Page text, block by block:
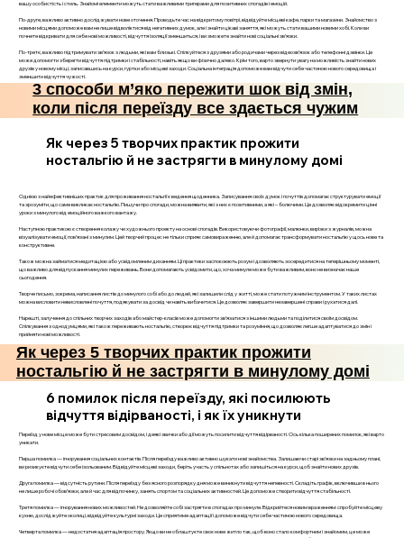
вашу особистість і стиль. Знайомі елементи можуть стати важливими тригерами для позитивних спогадів і емоцій.
По-друге, важливо активно досліджувати нове оточення. Проводьте час на відкритому повітрі, відвідуйте місцеві кафе, парки та магазини. Знайомство з
новими місцями допоможе вам не лише відволіктися від негативних думок, але і знайти цікаві заняття, які можуть стати вашими новими хобі. Коли ви
почнете відкривати для себе нові можливості, відчуття ізоляції зменшиться, і ви зможете знайти нові соціальні зв’язки.
По-третє, важливо підтримувати зв’язок з людьми, які вам близькі. Спілкуйтеся з друзями або родичами через відеозв’язок або телефонні дзвінки. Це
може допомогти зберегти відчуття підтримки і стабільності, навіть якщо ви фізично далеко. Крім того, варто звернути увагу на можливість знайти нових
друзів у новому місці, записавшись на курси, гуртки або місцеві заходи. Соціальна інтеграція допоможе вам відчути себе частиною нового середовища і
зменшити відчуття чужості.
3 способи м’яко пережити шок від змін,
коли після переїзду все здається чужим
Як через 5 творчих практик прожити
ностальгію й не застрягти в минулому домі
Однією з найефективніших практик для проживання ностальгії є ведення щоденника. Записування своїх думок і почуттів допомагає структурувати емоції
та зрозуміти, що саме викликає ностальгію. Пишучи про спогади, можна виявити, які з них є позитивними, а які – болючими. Це дозволяє відокремити цінні
уроки з минулого від емоційного важкого вантажу.
Наступною практикою є створення колажу чи художнього проекту на основі спогадів. Використовуючи фотографії, малюнки, вирізки з журналів, можна
візуалізувати емоції, пов’язані з минулим. Цей творчий процес не тільки сприяє самовираженню, але й допомагає трансформувати ностальгію у щось нове та
конструктивне.
Також можна займатися медитацією або усвідомленим диханням. Ці практики заспокоюють розум і дозволяють зосередитися на теперішньому моменті,
що важливо для відпускання минулих переживань. Вони допомагають усвідомити, що, хоча минуле може бути важливим, воно не визначає наше
сьогодення.
Творче письмо, зокрема, написання листів до минулого собі або до людей, які залишили слід у житті, може стати потужним інструментом. У таких листах
можна висловити невисловлені почуття, подякувати за досвід чи навіть вибачитися. Це дозволяє завершити незавершені справи і рухатися далі.
Нарешті, залучення до спільних творчих заходів або майстер-класів може допомогти зв’язатися з іншими людьми та поділитися своїм досвідом.
Спілкування з однодумцями, які також переживають ностальгію, створює відчуття підтримки та розуміння, що дозволяє легше адаптуватися до змін і
прийняти нові можливості.
Як через 5 творчих практик прожити
ностальгію й не застрягти в минулому домі
6 помилок після переїзду, які посилюють
відчуття відірваності, і як їх уникнути
Переїзд у нове місце може бути стресовим досвідом, і деякі звички або дії можуть посилити відчуття відірваності. Ось кілька поширених помилок, які варто
уникати.
Перша помилка — ігнорування соціальних контактів. Після переїзду важливо активно шукати нові знайомства. Залишаючи старі зв’язки на задньому плані,
ви ризикуєте відчути себе ізольованим. Відвідуйте місцеві заходи, беріть участь у спільнотах або запишіться на курси, щоб знайти нових друзів.
Друга помилка — відсутність рутини. Після переїзду без ясного розпорядку дня може виникнути відчуття непевності. Складіть графік, включивши в нього
не лише робочі обов’язки, але й час для відпочинку, занять спортом та соціальних активностей. Це допоможе створити відчуття стабільності.
Третя помилка — ігнорування нових можливостей. Не дозволяйте собі застрягти в спогадах про минуле. Відкрийтеся новим враженням: спробуйте місцеву
кухню, досліджуйте околиці, відвідуйте культурні заходи. Це сприятиме адаптації і допоможе відчути себе частиною нового середовища.
Четверта помилка — недостатня адаптація простору. Якщо ви не облаштуєте своє нове житло так, щоб воно стало комфортним і знайомим, це може